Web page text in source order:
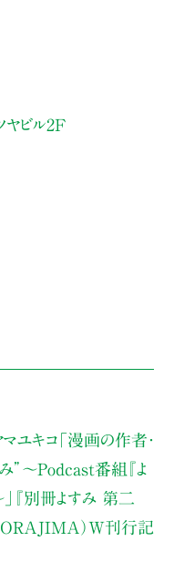
ビル2F
ユキコ「漫画の作者・
” 〜Podcast番組『よ
『別冊よすみ 第二
SORAJIMA）W刊行記